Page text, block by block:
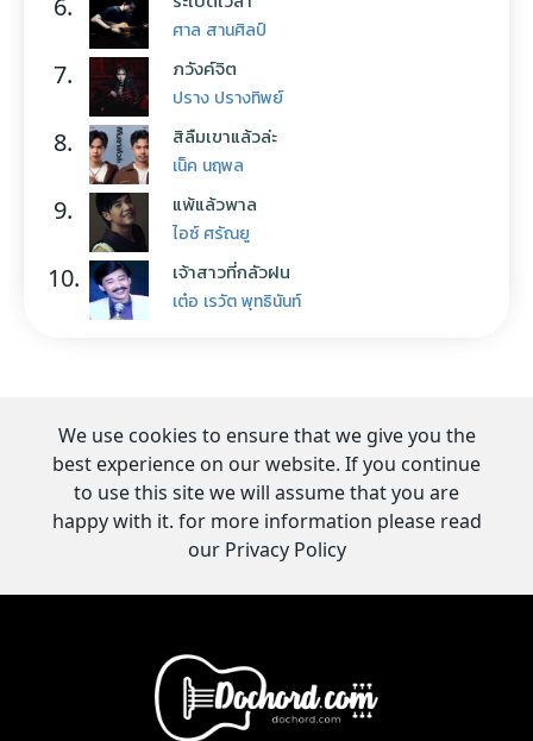
ศาล สานศิลป์
7. ภวังค์จิต
ปราง ปรางทิพย์
8. สิลืมเขาแล้วล่ะ
เน็ค นฤพล
9. แพ้แล้วพาล
ไอซ์ ศรัณยู
10. เจ้าสาวที่กลัวฝน
เต๋อ เรวัต พุทธินันท์
We use cookies to ensure that we give you the
best experience on our website. If you continue
to use this site we will assume that you are
happy with it. for more information please read
our Privacy Policy